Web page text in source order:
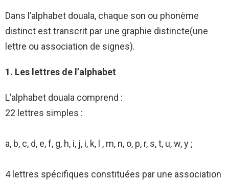
Dans l’alphabet douala, chaque son ou phonème
distinct est transcrit par une graphie distincte(une
lettre ou association de signes).
1. Les lettres de l’alphabet
L’alphabet douala comprend :
22 lettres simples :
a, b, c, d, e, f, g, h, i, j, i, k, l , m, n, o, p, r, s, t, u, w, y ;
4 lettres spécifiques constituées par une association